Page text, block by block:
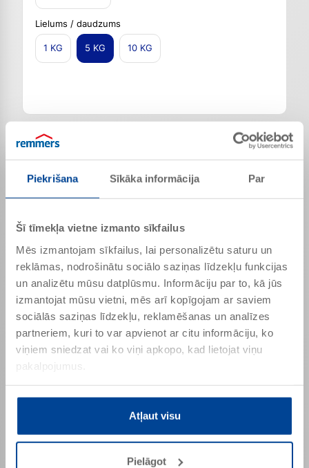
Piekrišana Sīkāka informācija Par
Šī tīmekļa vietne izmanto sīkfailus
Mēs izmantojam sīkfailus, lai personalizētu saturu un
reklāmas, nodrošinātu sociālo saziņas līdzekļu funkcijas
un analizētu mūsu datplūsmu. Informāciju par to, kā jūs
izmantojat mūsu vietni, mēs arī kopīgojam ar saviem
sociālās saziņas līdzekļu, reklamēšanas un analīzes
partneriem, kuri to var apvienot ar citu informāciju, ko
viņiem sniedzat vai ko viņi apkopo, kad lietojat viņu
pakalpojumus.
Atļaut visu
Pielāgot
Lielums / daudzums
1 KG 5 KG 10 KG
Lejupielādes un dokumenti
dažādās valodās
➥Further documents (e.g. test certificates / reports) in
different languages
Produkta specifikācijas
Blīvums (20 °C) Apm. 1,08 g/cm³
pH-vērtība
Polimēru saturs
Minētās vērtības ir produktam raksturīgās īpašības
un tās nav jāuztver kā saistošas produkta